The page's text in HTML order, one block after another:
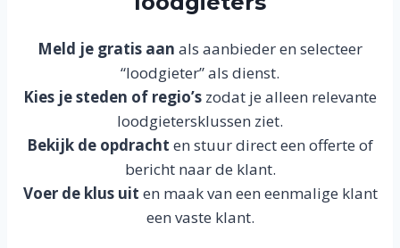
Meld je gratis aan als aanbieder en selecteer
“loodgieter” als dienst.
Kies je steden of regio’s zodat je alleen relevante
loodgietersklussen ziet.
Bekijk de opdracht en stuur direct een offerte of
bericht naar de klant.
Voer de klus uit en maak van een eenmalige klant
een vaste klant.